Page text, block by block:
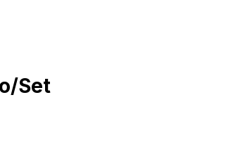
Set